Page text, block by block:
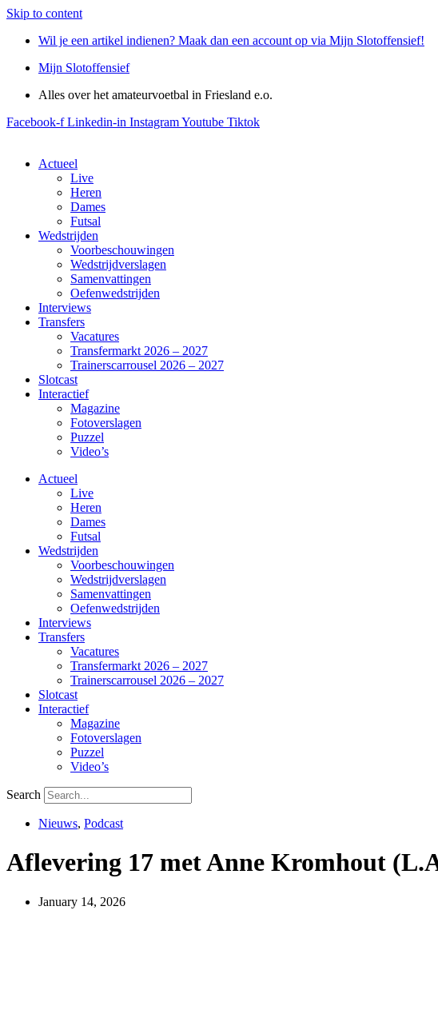
Skip to content
Wil je een artikel indienen? Maak dan een account op via Mijn Slotoffensief!
Mijn Slotoffensief
Alles over het amateurvoetbal in Friesland e.o.
Facebook-f Linkedin-in InstagramYoutube Tiktok
Actueel
Live
Heren
Dames
Futsal
Wedstrijden
Voorbeschouwingen
Wedstrijdverslagen
Samenvattingen
Oefenwedstrijden
Interviews
Transfers
Vacatures
Transfermarkt 2026 – 2027
Trainerscarrousel 2026 – 2027
Slotcast
Interactief
Magazine
Fotoverslagen
Puzzel
Video’s
Actueel
Live
Heren
Dames
Futsal
Wedstrijden
Voorbeschouwingen
Wedstrijdverslagen
Samenvattingen
Oefenwedstrijden
Interviews
Transfers
Vacatures
Transfermarkt 2026 – 2027
Trainerscarrousel 2026 – 2027
Slotcast
Interactief
Magazine
Fotoverslagen
Puzzel
Video’s
Search
Nieuws, Podcast
Aflevering 17 met Anne Kromhout
January 14, 2026